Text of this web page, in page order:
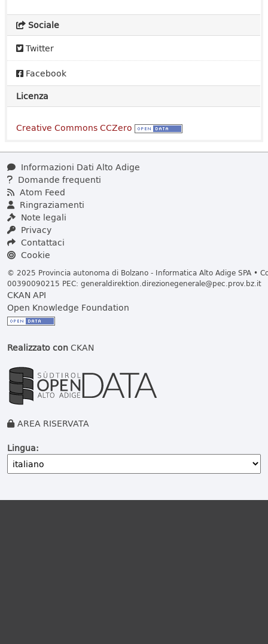
Sociale
Twitter
Facebook
Licenza
Creative Commons CCZero
Informazioni Dati Alto Adige
Domande frequenti
Atom Feed
Ringraziamenti
Note legali
Privacy
Contattaci
Cookie
© 2025 Provincia autonoma di Bolzano - Informatica Alto Adige SPA •
00390090215 PEC: generaldirektion.direzionegenerale@pec.prov.bz.it
CKAN API
Open Knowledge Foundation
Realizzato conCKAN
AREA RISERVATA
Lingua